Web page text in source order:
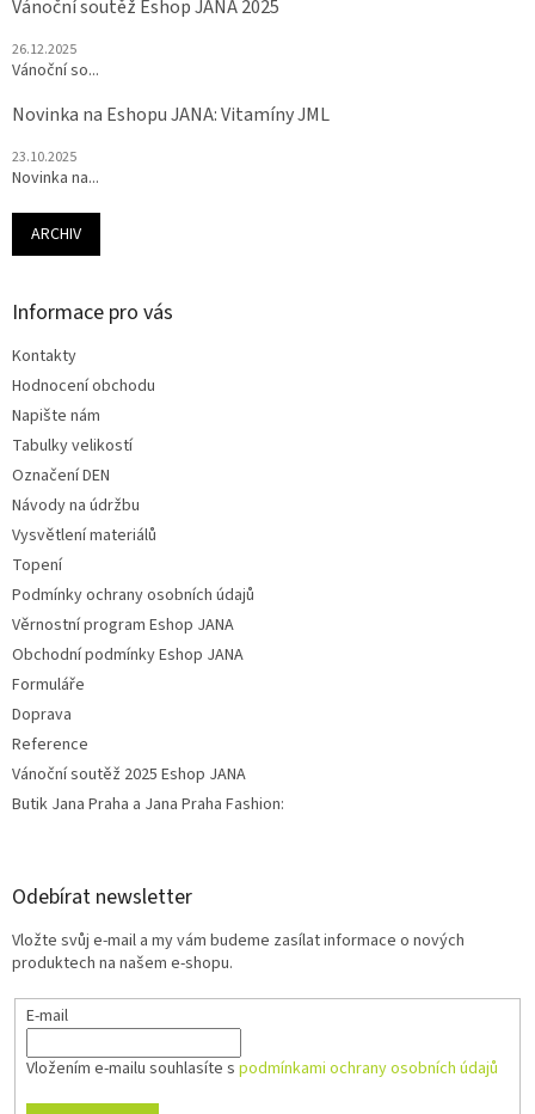
Vánoční soutěž Eshop JANA 2025
26.12.2025
Vánoční so...
Novinka na Eshopu JANA: Vitamíny JML
23.10.2025
Novinka na...
ARCHIV
Informace pro vás
Kontakty
Hodnocení obchodu
Napište nám
Tabulky velikostí
Označení DEN
Návody na údržbu
Vysvětlení materiálů
Topení
Podmínky ochrany osobních údajů
Věrnostní program Eshop JANA
Obchodní podmínky Eshop JANA
Formuláře
Doprava
Reference
Vánoční soutěž 2025 Eshop JANA
Butik Jana Praha a Jana Praha Fashion:
Odebírat newsletter
Vložte svůj e-mail a my vám budeme zasílat informace o nových
produktech na našem e-shopu.
E-mail
Vložením e-mailu souhlasíte s podmínkami ochrany osobních údajů